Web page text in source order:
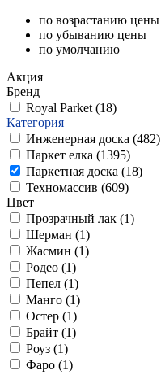
по возрастанию цены
по убыванию цены
по умолчанию
Акция
Бренд
Royal Parket (18)
Категория
Инженерная доска (482)
Паркет елка (1395)
Паркетная доска (18)
Техномассив (609)
Цвет
Прозрачный лак (1)
Шерман (1)
Жасмин (1)
Родео (1)
Пепел (1)
Манго (1)
Остер (1)
Брайт (1)
Роуз (1)
Фаро (1)